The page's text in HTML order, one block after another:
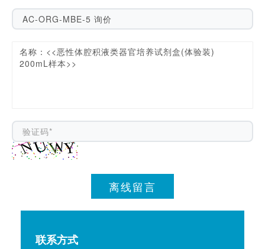
离线留言
联系方式